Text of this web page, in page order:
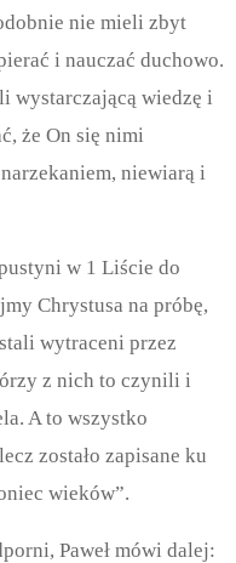
nie mieli zbyt
i nauczać duchowo.
wystarczającą wiedzę i
że On się nimi
niewiarą i
w 1 Liście do
Chrystusa na próbę,
wytraceni przez
z nich to czynili i
A to wszystko
zostało zapisane ku
wieków”.
Paweł mówi dalej: